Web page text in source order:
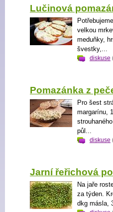
Lučinová
velkou
meduňky,
švestky,...
diskuse
Pomazánka z
Pro šest
margarínu,
půl...
diskuse
Jarní řeřichová
Na jaře
za týden.
dkg másla,